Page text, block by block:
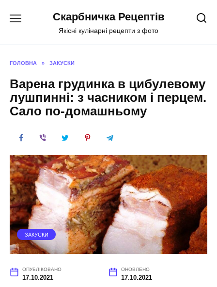
Скарбничка Рецептів
Якісні кулінарні рецепти з фото
ГОЛОВНА » ЗАКУСКИ
Варена грудинка в цибулевому
лушпинні: з часником і перцем.
Сало по-домашньому
ЗАКУСКИ
ОПУБЛІКОВАНО
17.10.2021
ОНОВЛЕНО
17.10.2021